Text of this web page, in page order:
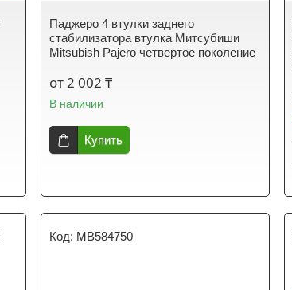
Паджеро 4 втулки заднего
стабилизатора втулка Митсубиши
Mitsubish Pajero четвертое поколение
от 2 002 ₸
В наличии
Купить
MB584750